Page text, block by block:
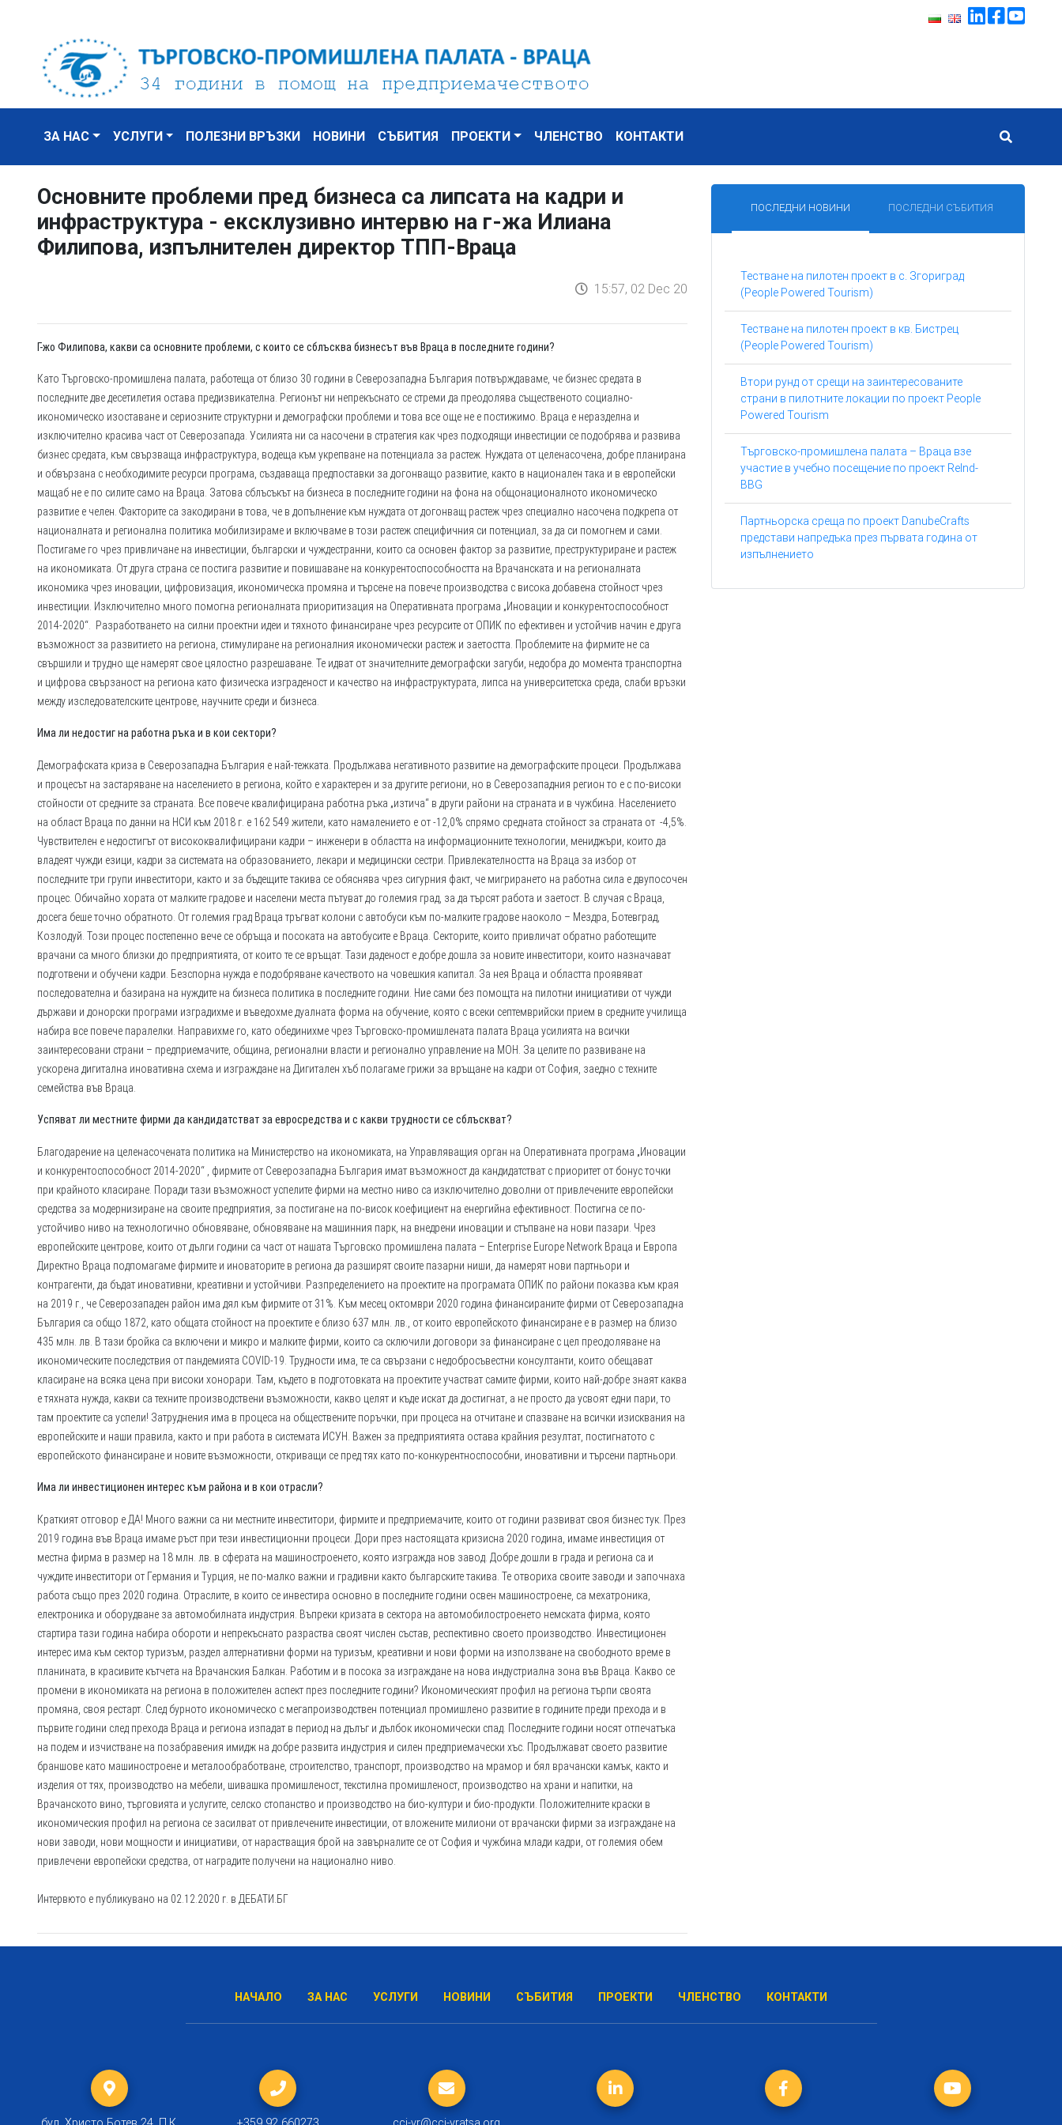
ЗА НАС УСЛУГИ ПОЛЕЗНИ ВРЪЗКИ НОВИНИ СЪБИТИЯ ПРОЕКТИ ЧЛЕНСТВО КОНТАКТИ
Основните проблеми пред бизнеса са липсата на кадри и
инфраструктура - ексклузивно интервю на г-жа Илиана
Филипова, изпълнителен директор ТПП-Враца
15:57, 02 Dec 20
Г-жо Филипова, какви са основните проблеми, с които се сблъсква бизнесът във Враца в последните години?
Като Търговско-промишлена палата, работеща от близо 30 години в Северозападна България потвърждаваме, че бизнес средата в
последните две десетилетия остава предизвикателна. Регионът ни непрекъснато се стреми да преодолява същественото социално-
икономическо изоставане и сериозните структурни и демографски проблеми и това все още не е постижимо. Враца е неразделна и
изключително красива част от Северозапада. Усилията ни са насочени в стратегия как чрез подходящи инвестиции се подобрява и развива
бизнес средата, към свързваща инфраструктура, водеща към укрепване на потенциала за растеж. Нуждата от целенасочена, добре планирана
и обвързана с необходимите ресурси програма, създаваща предпоставки за догонващо развитие, както в национален така и в европейски
мащаб не е по силите само на Враца. Затова сблъсъкът на бизнеса в последните години на фона на общонационалното икономическо
развитие е челен. Факторите са закодирани в това, че в допълнение към нуждата от догонващ растеж чрез специално насочена подкрепа от
националната и регионална политика мобилизираме и включваме в този растеж специфичния си потенциал, за да си помогнем и сами.
Постигаме го чрез привличане на инвестиции, български и чуждестранни, които са основен фактор за развитие, преструктуриране и растеж
на икономиката. От друга страна се постига развитие и повишаване на конкурентоспособността на Врачанската и на регионалната
икономика чрез иновации, цифровизация, икономическа промяна и търсене на повече производства с висока добавена стойност чрез
инвестиции. Изключително много помогна регионалната приоритизация на Оперативната програма „Иновации и конкурентоспособност
2014-2020“. Разработването на силни проектни идеи и тяхното финансиране чрез ресурсите от ОПИК по ефективен и устойчив начин е друга
възможност за развитието на региона, стимулиране на регионалния икономически растеж и заетостта. Проблемите на фирмите не са
свършили и трудно ще намерят свое цялостно разрешаване. Те идват от значителните демографски загуби, недобра до момента транспортна
и цифрова свързаност на региона като физическа изграденост и качество на инфраструктурата, липса на университетска среда, слаби връзки
между изследователските центрове, научните среди и бизнеса.
Има ли недостиг на работна ръка и в кои сектори?
Демографската криза в Северозападна България е най-тежката. Продължава негативното развитие на демографските процеси. Продължава
и процесът на застаряване на населението в региона, който е характерен и за другите региони, но в Северозападния регион то е с по-високи
стойности от средните за страната. Все повече квалифицирана работна ръка „изтича“ в други райони на страната и в чужбина. Населението
на област Враца по данни на НСИ към 2018 г. е 162 549 жители, като намалението е от -12,0% спрямо средната стойност за страната от -4,5%.
Чувствителен е недостигът от висококвалифицирани кадри – инженери в областта на информационните технологии, мениджъри, които да
владеят чужди езици, кадри за системата на образованието, лекари и медицински сестри. Привлекателността на Враца за избор от
последните три групи инвеститори, както и за бъдещите такива се обяснява чрез сигурния факт, че мигрирането на работна сила е двупосочен
процес. Обичайно хората от малките градове и населени места пътуват до големия град, за да търсят работа и заетост. В случая с Враца,
досега беше точно обратното. От големия град Враца тръгват колони с автобуси към по-малките градове наоколо – Мездра, Ботевград,
Козлодуй. Този процес постепенно вече се обръща и посоката на автобусите е Враца. Секторите, които привличат обратно работещите
врачани са много близки до предприятията, от които те се връщат. Тази даденост е добре дошла за новите инвеститори, които назначават
подготвени и обучени кадри. Безспорна нужда е подобряване качеството на човешкия капитал. За нея Враца и областта проявяват
последователна и базирана на нуждите на бизнеса политика в последните години. Ние сами без помощта на пилотни инициативи от чужди
държави и донорски програми изградихме и въведохме дуалната форма на обучение, която с всеки септемврийски прием в средните училища
набира все повече паралелки. Направихме го, като обединихме чрез Търговско-промишлената палата Враца усилията на всички
заинтересовани страни – предприемачите, община, регионални власти и регионално управление на МОН. За целите по развиване на
ускорена дигитална иновативна схема и изграждане на Дигитален хъб полагаме грижи за връщане на кадри от София, заедно с техните
семейства във Враца.
Успяват ли местните фирми да кандидатстват за евросредства и с какви трудности се сблъскват?
Благодарение на целенасочената политика на Министерство на икономиката, на Управляващия орган на Оперативната програма „Иновации
и конкурентоспособност 2014-2020“ , фирмите от Северозападна България имат възможност да кандидатстват с приоритет от бонус точки
при крайното класиране. Поради тази възможност успелите фирми на местно ниво са изключително доволни от привлечените европейски
средства за модернизиране на своите предприятия, за постигане на по-висок коефициент на енергийна ефективност. Постигна се по-
устойчиво ниво на технологично обновяване, обновяване на машинния парк, на внедрени иновации и стъпване на нови пазари. Чрез
европейските центрове, които от дълги години са част от нашата Търговско промишлена палата – Enterprise Europe Network Враца и Европа
Директно Враца подпомагаме фирмите и иноваторите в региона да разширят своите пазарни ниши, да намерят нови партньори и
контрагенти, да бъдат иновативни, креативни и устойчиви. Разпределението на проектите на програмата ОПИК по райони показва към края
на 2019 г., че Северозападен район има дял към фирмите от 31%. Към месец октомври 2020 година финансираните фирми от Северозападна
България са общо 1872, като общата стойност на проектите е близо 637 млн. лв., от които европейското финансиране е в размер на близо
435 млн. лв. В тази бройка са включени и микро и малките фирми, които са сключили договори за финансиране с цел преодоляване на
икономическите последствия от пандемията COVID-19. Трудности има, те са свързани с недобросъвестни консултанти, които обещават
класиране на всяка цена при високи хонорари. Там, където в подготовката на проектите участват самите фирми, които най-добре знаят каква
е тяхната нужда, какви са техните производствени възможности, какво целят и къде искат да достигнат, а не просто да усвоят едни пари, то
там проектите са успели! Затруднения има в процеса на обществените поръчки, при процеса на отчитане и спазване на всички изисквания на
европейските и наши правила, както и при работа в системата ИСУН. Важен за предприятията остава крайния резултат, постигнатото с
европейското финансиране и новите възможности, откриващи се пред тях като по-конкурентноспособни, иновативни и търсени партньори.
Има ли инвестиционен интерес към района и в кои отрасли?
Краткият отговор е ДА! Много важни са ни местните инвеститори, фирмите и предприемачите, които от години развиват своя бизнес тук. През
2019 година във Враца имаме ръст при тези инвестиционни процеси. Дори през настоящата кризисна 2020 година, имаме инвестиция от
местна фирма в размер на 18 млн. лв. в сферата на машиностроенето, която изгражда нов завод. Добре дошли в града и региона са и
чуждите инвеститори от Германия и Турция, не по-малко важни и градивни както българските такива. Те отвориха своите заводи и започнаха
работа също през 2020 година. Отраслите, в които се инвестира основно в последните години освен машиностроене, са мехатроника,
електроника и оборудване за автомобилната индустрия. Въпреки кризата в сектора на автомобилостроенето немската фирма, която
стартира тази година набира обороти и непрекъснато разраства своят числен състав, респективно своето производство. Инвестиционен
интерес има към сектор туризъм, раздел алтернативни форми на туризъм, креативни и нови форми на използване на свободното време в
планината, в красивите кътчета на Врачанския Балкан. Работим и в посока за изграждане на нова индустриална зона във Враца. Какво се
промени в икономиката на региона в положителен аспект през последните години? Икономическият профил на региона търпи своята
промяна, своя рестарт. След бурното икономическо с мегапроизводствен потенциал промишлено развитие в годините преди прехода и в
първите години след прехода Враца и региона изпадат в период на дълъг и дълбок икономически спад. Последните години носят отпечатъка
на подем и изчистване на позабравения имидж на добре развита индустрия и силен предприемачески хъс. Продължават своето развитие
браншове като машиностроене и металообработване, строителство, транспорт, производство на мрамор и бял врачански камък, както и
изделия от тях, производство на мебели, шивашка промишленост, текстилна промишленост, производство на храни и напитки, на
Врачанското вино, търговията и услугите, селско стопанство и производство на био-култури и био-продукти. Положителните краски в
икономическия профил на региона се засилват от привлечените инвестиции, от вложените милиони от врачански фирми за изграждане на
нови заводи, нови мощности и инициативи, от нарастващия брой на завърналите се от София и чужбина млади кадри, от големия обем
привлечени европейски средства, от наградите получени на национално ниво.
Интервюто е публикувано на 02.12.2020 г. в ДЕБАТИ.БГ
ПОСЛЕДНИ НОВИНИ ПОСЛЕДНИ СЪБИТИЯ
Тестване на пилотен проект в с. Згориград
(People Powered Tourism)
Тестване на пилотен проект в кв. Бистрец
(People Powered Tourism)
Втори рунд от срещи на заинтересованите
страни в пилотните локации по проект People
Powered Tourism
Търговско-промишлена палата – Враца взе
участие в учебно посещение по проект ReInd-
BBG
Партньорска среща по проект DanubeCrafts
представи напредъка през първата година от
изпълнението
НАЧАЛО ЗА НАС УСЛУГИ НОВИНИ СЪБИТИЯ ПРОЕКТИ ЧЛЕНСТВО КОНТАКТИ